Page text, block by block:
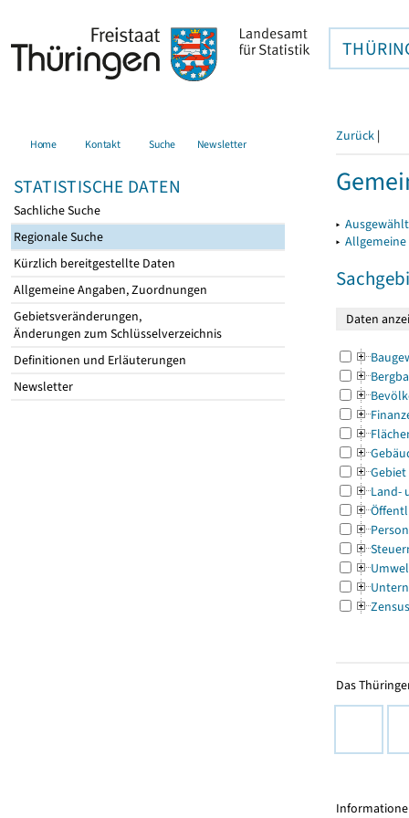
Home Kontakt Suche Newsletter
STATISTISCHE DATEN
Sachliche Suche
Regionale Suche
Kürzlich bereitgestellte Daten
Allgemeine Angaben, Zuordnungen
Gebietsveränderungen,
Änderungen zum Schlüsselverzeichnis
Definitionen und Erläuterungen
Newsletter
Zurück |
▸
▸
Gebiet
Land-
Zensus
Das